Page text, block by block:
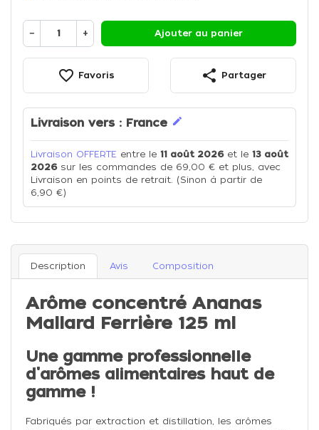
− + Ajouter au panier
favorite_border Favoris share Partager
Livraison vers : France edit
Livraison OFFERTE entre le 11 août 2026et le 13 août
2026sur les commandes de 69,00 € et plus, avec
Livraison en points de retrait. (Sinon à partir de
6,90 €)
Description Avis Composition
Arôme concentré Ananas
Mallard Ferrière 125 ml
Une gamme professionnelle
d'arômes alimentaires haut de
gamme !
Fabriqués par extraction et distillation, les arômes